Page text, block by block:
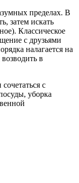
пределах. В
затем искать
Классическое
с друзьями
налагается на
в
с
уборка